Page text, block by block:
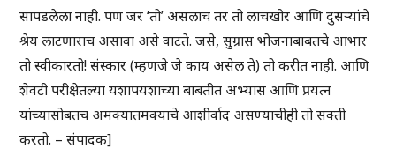
सापडलेला नाही. पण जर ‘तो’ असलाच तर तो लाचखोर आणि दुसऱ्यांचे
श्रेय लाटणाराच असावा असे वाटते. जसे, सुग्रास भोजनाबाबतचे आभार
तो स्वीकारतो! संस्कार (म्हणजे जे काय असेल ते) तो करीत नाही. आणि
शेवटी परीक्षेतल्या यशापयशाच्या बाबतीत अभ्यास आणि प्रयत्न
यांच्यासोबतच अमक्यातमक्याचे आशीर्वाद असण्याचीही तो सक्ती
करतो. – संपादक]